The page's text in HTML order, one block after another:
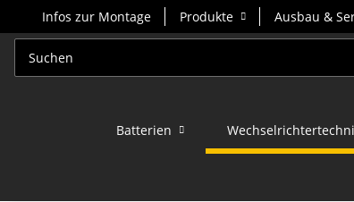
Infos zur Montage Produkte Ausbau &
Batterien